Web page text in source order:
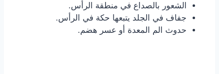
الشعور بالصداع في منطقة الرأس.
جفاف في الجلد يتبعها حكة في الرأس.
حدوث الم المعدة أو عسر هضم.